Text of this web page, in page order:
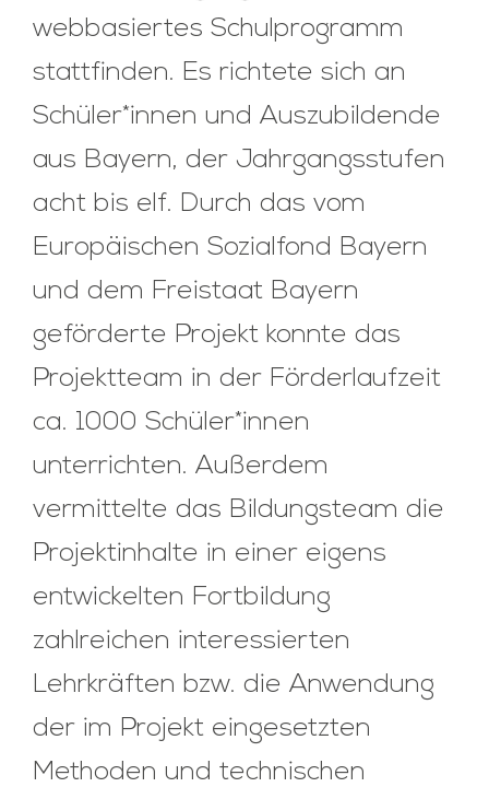
webbasiertes Schulprogramm
stattfinden. Es richtete sich an
Schüler*innen und Auszubildende
aus Bayern, der Jahrgangsstufen
acht bis elf. Durch das vom
Europäischen Sozialfond Bayern
und dem Freistaat Bayern
geförderte Projekt konnte das
Projektteam in der Förderlaufzeit
ca. 1000 Schüler*innen
unterrichten. Außerdem
vermittelte das Bildungsteam die
Projektinhalte in einer eigens
entwickelten Fortbildung
zahlreichen interessierten
Lehrkräften bzw. die Anwendung
der im Projekt eingesetzten
Methoden und technischen